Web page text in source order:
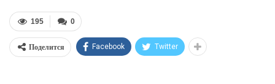
0
195
Поделится Facebook Twitter